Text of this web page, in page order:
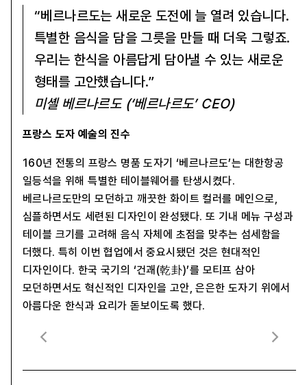
“베르나르도는 새로운 도전에 늘 열려 있습니다.
특별한 음식을 담을 그릇을 만들 때 더욱 그렇죠.
우리는 한식을 아름답게 담아낼 수 있는 새로운
형태를 고안했습니다.”
미셸 베르나르도 (‘베르나르도’ CEO)
프랑스 도자 예술의 진수
160년 전통의 프랑스 명품 도자기 ‘베르나르도’는 대한항공
일등석을 위해 특별한 테이블웨어를 탄생시켰다.
베르나르도만의 모던하고 깨끗한 화이트 컬러를 메인으로,
심플하면서도 세련된 디자인이 완성됐다. 또 기내 메뉴 구성과
테이블 크기를 고려해 음식 자체에 초점을 맞추는 섬세함을
더했다. 특히 이번 협업에서 중요시됐던 것은 현대적인
디자인이다. 한국 국기의 ‘건괘(乾卦)’를 모티프 삼아
모던하면서도 혁신적인 디자인을 고안, 은은한 도자기 위에서
아름다운 한식과 요리가 돋보이도록 했다.